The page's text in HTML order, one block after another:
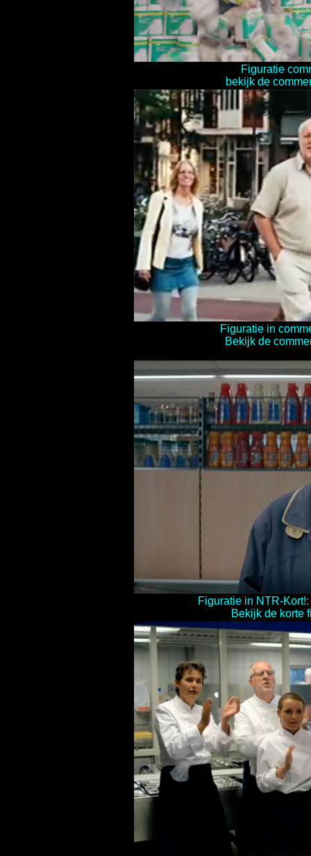
Figuratie
bekijk de
Figuratie in
Bekijk de
Figuratie in NTR-
Bekijk de korte